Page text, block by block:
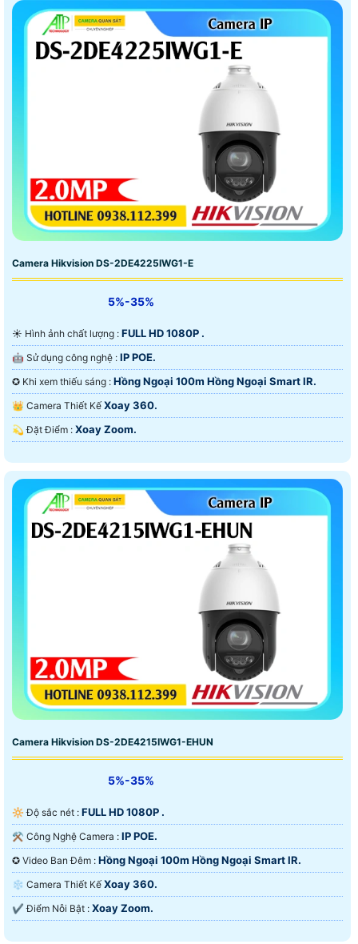
Camera Hikvision DS-2DE4225IWG1-E
5%-35%
☀️ Hình ảnh chất lượng : FULL HD 1080P .
🤖️ Sử dụng công nghệ : IP POE.
✪ Khi xem thiếu sáng : Hồng Ngoại 100m Hồng Ngoại Smart IR.
👑 Camera Thiết Kế Xoay 360.
️💫 Đặt Điểm : Xoay Zoom.
Camera Hikvision DS-2DE4215IWG1-EHUN
5%-35%
🔆 Độ sắc nét : FULL HD 1080P .
⚒ Công Nghệ Camera : IP POE.
✪ Video Ban Đêm : Hồng Ngoại 100m Hồng Ngoại Smart IR.
❄ Camera Thiết Kế Xoay 360.
️✔️ Điểm Nỗi Bật : Xoay Zoom.